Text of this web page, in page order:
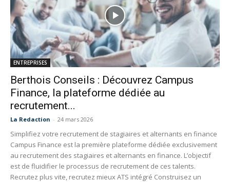
ENTREPRISES
Berthois Conseils : Découvrez Campus
Finance, la plateforme dédiée au
recrutement...
La Redaction - 24 mars 2026
Simplifiez votre recrutement de stagiaires et alternants en finance
Campus Finance est la première plateforme dédiée exclusivement
au recrutement des stagiaires et alternants en finance. L’objectif
est de fluidifier le processus de recrutement de ces talents.
Recrutez plus vite, recrutez mieux ATS intégré Construisez un